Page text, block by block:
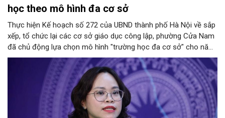
học theo mô hình đa cơ sở
Thực hiện Kế hoạch số 272 của UBND thành phố Hà Nội về sắp
xếp, tổ chức lại các cơ sở giáo dục công lập, phường Cửa Nam
đã chủ động lựa chọn mô hình "trường học đa cơ sở" cho năm
học 2026 - 2027. Phương án này vừa giúp tinh gọn đầu mối
quản lý, nâng cao hiệu quả khai thác cơ sở vật chất, vừa bảo
đảm nguyên tắc "không làm xáo trộn điểm học", giữ vững tâm
lý cho học sinh và phụ huynh. Trao đổi với Phóng viên Tạp chí
Người Hà Nội, đồng chí Trịnh Ngọc Trâm - UVBTV, Phó Chủ tịch
UBND phường Cửa Nam đã làm rõ nh